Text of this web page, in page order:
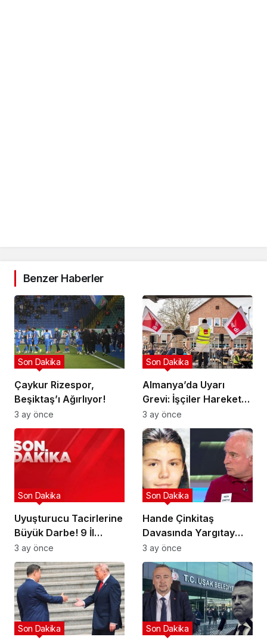
Benzer Haberler
Çaykur Rizespor,
Beşiktaş’ı Ağırlıyor!
Son Dakika
3 ay önce
Almanya’da Uyarı
Grevi: İşçiler Harekete
Geçti!
Son Dakika
3 ay önce
Uyuşturucu Tacirlerine
Büyük Darbe! 9 İl
Hedefte!
Son Dakika
3 ay önce
Hande Çinkitaş
Davasında Yargıtay
Kararı!
Son Dakika
3 ay önce
Son Dakika Son Dakika